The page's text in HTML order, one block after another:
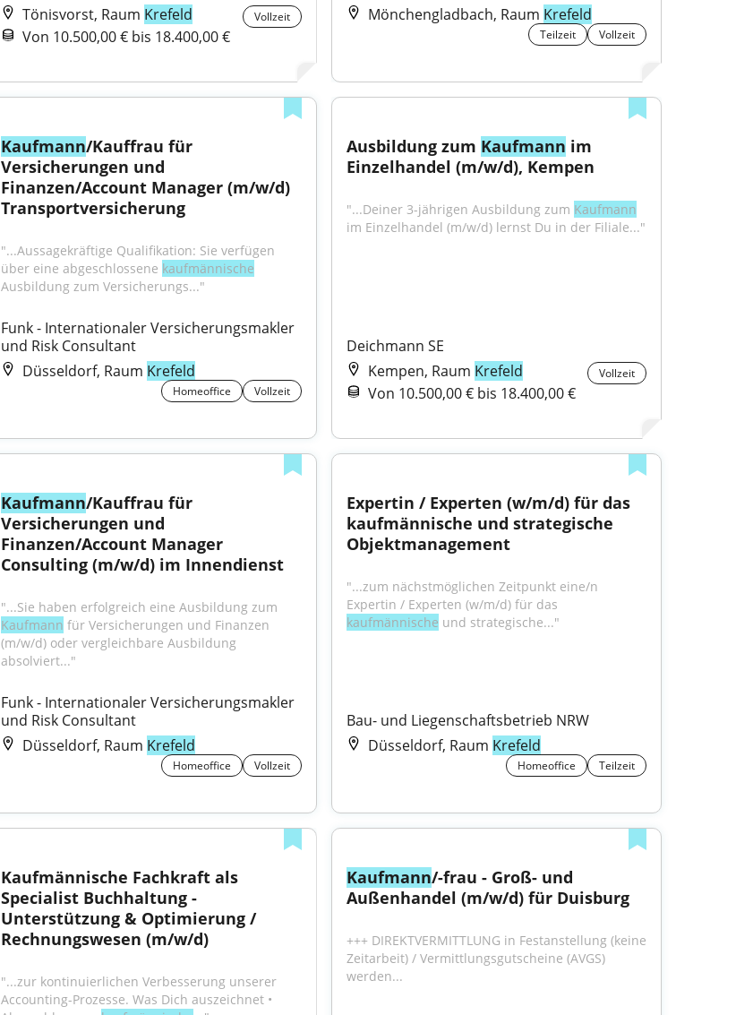
Tönisvorst, Raum Krefeld Vollzeit
Von 10.500,00 € bis 18.400,00 €
Mönchengladbach, Raum Krefeld
Teilzeit Vollzeit
Kaufmann/Kauffrau für
Versicherungen und
Finanzen/Account Manager (m/w/d)
Transportversicherung
"...Aussagekräftige Qualifikation: Sie verfügen
über eine abgeschlossene kaufmännische
Ausbildung zum Versicherungs..."
Funk - Internationaler Versicherungsmakler
und Risk Consultant
Düsseldorf, Raum Krefeld
Homeoffice Vollzeit
Ausbildung zum Kaufmann im
Einzelhandel (m/w/d), Kempen
"...Deiner 3-jährigen Ausbildung zum Kaufmann
im Einzelhandel (m/w/d) lernst Du in der Filiale..."
Deichmann SE
Kempen, Raum Krefeld Vollzeit
Von 10.500,00 € bis 18.400,00 €
Kaufmann/Kauffrau für
Versicherungen und
Finanzen/Account Manager
Consulting (m/w/d) im Innendienst
Kaufmann für Versicherungen und Finanzen
(m/w/d) oder vergleichbare Ausbildung
absolviert..."
Funk - Internationaler Versicherungsmakler
und Risk Consultant
Düsseldorf, Raum Krefeld
Homeoffice Vollzeit
Expertin / Experten (w/m/d) für das
kaufmännische und strategische
Objektmanagement
"...zum nächstmöglichen Zeitpunkt eine/n
kaufmännische und strategische..."
Bau- und Liegenschaftsbetrieb NRW
Düsseldorf, Raum Krefeld
Homeoffice Teilzeit
Kaufmännische Fachkraft als
Specialist Buchhaltung -
Unterstützung & Optimierung /
Rechnungswesen (m/w/d)
"...zur kontinuierlichen Verbesserung unserer
Accounting-Prozesse. Was Dich auszeichnet •
Kaufmann/-frau - Groß- und
Außenhandel (m/w/d) für Duisburg
+++ DIREKTVERMITTLUNG in Festanstellung (keine
Zeitarbeit) / Vermittlungsgutscheine (AVGS)
werden...